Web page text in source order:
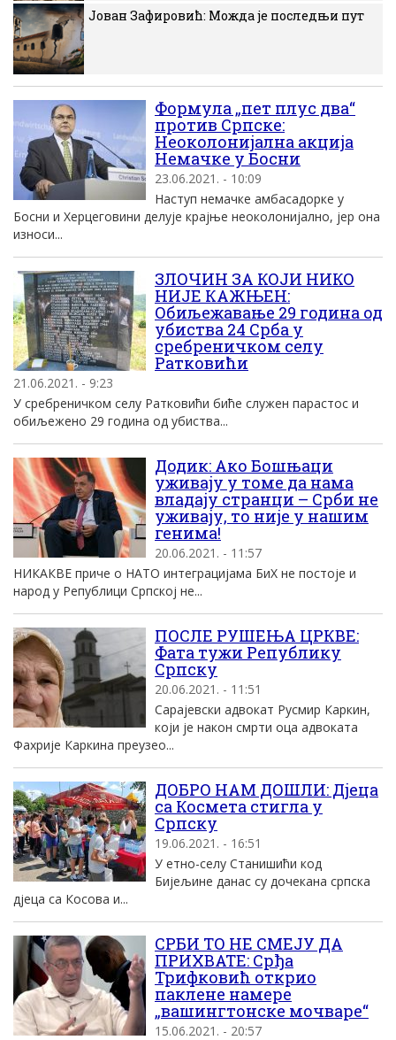
Јован Зафировић: Можда је последњи пут
Формула „пет плус два“
против Српске:
Неоколонијална акција
Немачке у Босни
23.06.2021. - 10:09
Наступ немачке амбасадорке у
Босни и Херцеговини делује крајње неоколонијално, јер она
износи...
ЗЛОЧИН ЗА КОЈИ НИКО
НИЈЕ КАЖЊЕН:
Обиљежавање 29 година од
убиства 24 Срба у
сребреничком селу
Ратковићи
21.06.2021. - 9:23
У сребреничком селу Ратковићи биће служен парастос и
обиљежено 29 година од убиства...
Додик: Ако Бошњаци
уживају у томе да нама
владају странци – Срби не
уживају, то није у нашим
генима!
20.06.2021. - 11:57
НИКАКВЕ приче о НАТО интеграцијама БиХ не постоје и
народ у Републици Српској не...
ПОСЛЕ РУШЕЊА ЦРКВЕ:
Фата тужи Републику
Српску
20.06.2021. - 11:51
Сарајевски адвокат Русмир Каркин,
који је након смрти оца адвоката
Фахрије Каркина преузео...
ДОБРО НАМ ДОШЛИ: Дјеца
са Космета стигла у
Српску
19.06.2021. - 16:51
У етно-селу Станишићи код
Бијељине данас су дочекана српска
дјеца са Косова и...
СРБИ ТО НЕ СМЕЈУ ДА
ПРИХВАТЕ: Срђа
Трифковић открио
паклене намере
„вашингтонске мочваре“
15.06.2021. - 20:57